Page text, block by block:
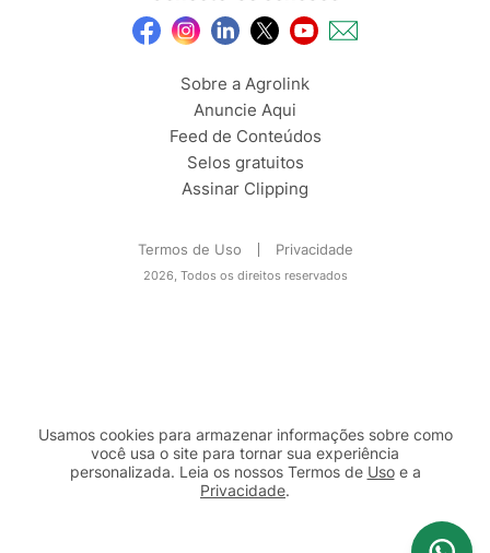
Sobre a Agrolink
Anuncie Aqui
Feed de Conteúdos
Selos gratuitos
Assinar Clipping
Termos de Uso Privacidade
2026, Todos os direitos reservados
Usamos cookies para armazenar informações sobre como
você usa o site para tornar sua experiência
personalizada. Leia os nossos Termos de Usoe a
Privacidade.